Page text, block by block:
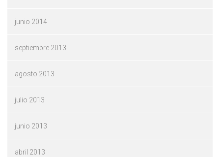
junio 2014
septiembre 2013
agosto 2013
julio 2013
junio 2013
abril 2013